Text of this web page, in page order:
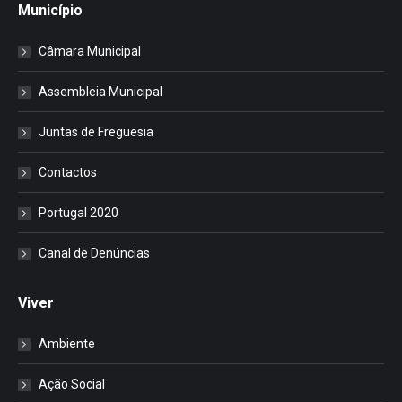
Município
Câmara Municipal
Assembleia Municipal
Juntas de Freguesia
Contactos
Portugal 2020
Canal de Denúncias
Viver
Ambiente
Ação Social